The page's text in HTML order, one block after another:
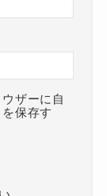
ザーに自
保存す